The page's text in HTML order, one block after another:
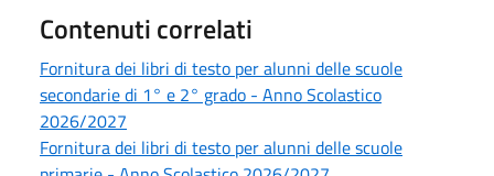
Contenuti correlati
Fornitura dei libri di testo per alunni delle scuole
secondarie di 1° e 2° grado - Anno Scolastico
2026/2027
Fornitura dei libri di testo per alunni delle scuole